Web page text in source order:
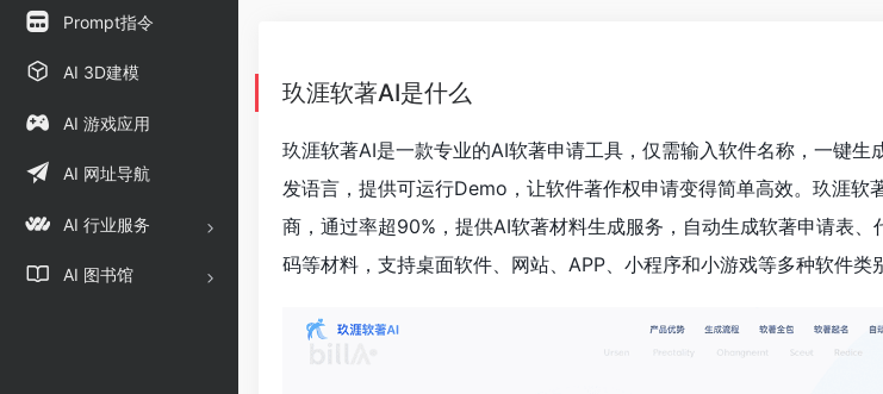
Prompt指令
AI 3D建模
AI 游戏应用
AI 网址导航
AI 行业服务
AI 图书馆
玖涯软著AI是什么
玖涯软著AI是一款专业的AI软著申请工具，仅需输入软件名称，一键生
发语言，提供可运行Demo，让软件著作权申请变得简单高效。玖涯软
商，通过率超90%，提供AI软著材料生成服务，自动生成软著申请表
码等材料，支持桌面软件、网站、APP、小程序和小游戏等多种软件类